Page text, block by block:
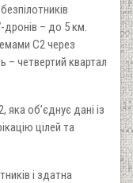
дронів – до 5 км.
C2 через
– четвертий квартал
яка об’єднує дані із
цілей та
і здатна